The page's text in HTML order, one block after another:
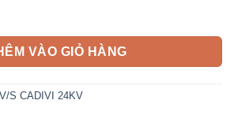
24kV số lượng
VÀO GIỎ HÀNG
S CADIVI 24KV